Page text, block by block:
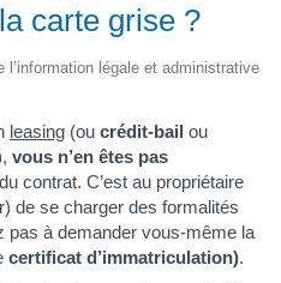
carte grise ?
légale et administrative
leasing (ou crédit-bail ou
vous n’en êtes pas
contrat. C’est au propriétaire
de se charger des formalités
pas à demander vous-même la
certificat d’immatriculation).